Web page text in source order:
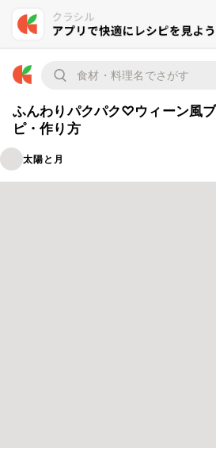
ふんわりパクパク♡ウィーン風
ピ・作り方
太陽と月